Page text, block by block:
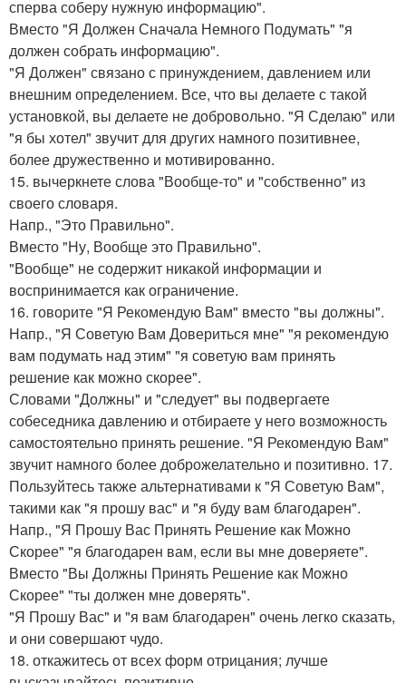
сперва соберу нужную информацию".
Вместо "Я Должен Сначала Немного Подумать" "я
должен собрать информацию".
"Я Должен" связано с принуждением, давлением или
внешним определением. Все, что вы делаете с такой
установкой, вы делаете не добровольно. "Я Сделаю" или
"я бы хотел" звучит для других намного позитивнее,
более дружественно и мотивированно.
15. вычеркнете слова "Вообще-то" и "собственно" из
своего словаря.
Напр., "Это Правильно".
Вместо "Ну, Вообще это Правильно".
"Вообще" не содержит никакой информации и
воспринимается как ограничение.
16. говорите "Я Рекомендую Вам" вместо "вы должны".
Напр., "Я Советую Вам Довериться мне" "я рекомендую
вам подумать над этим" "я советую вам принять
решение как можно скорее".
Словами "Должны" и "следует" вы подвергаете
собеседника давлению и отбираете у него возможность
самостоятельно принять решение. "Я Рекомендую Вам"
звучит намного более доброжелательно и позитивно. 17.
Пользуйтесь также альтернативами к "Я Советую Вам",
такими как "я прошу вас" и "я буду вам благодарен".
Напр., "Я Прошу Вас Принять Решение как Можно
Скорее" "я благодарен вам, если вы мне доверяете".
Вместо "Вы Должны Принять Решение как Можно
Скорее" "ты должен мне доверять".
"Я Прошу Вас" и "я вам благодарен" очень легко сказать,
и они совершают чудо.
18. откажитесь от всех форм отрицания; лучше